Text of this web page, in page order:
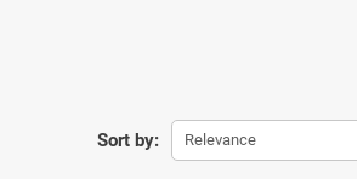
Sort by: Relevance